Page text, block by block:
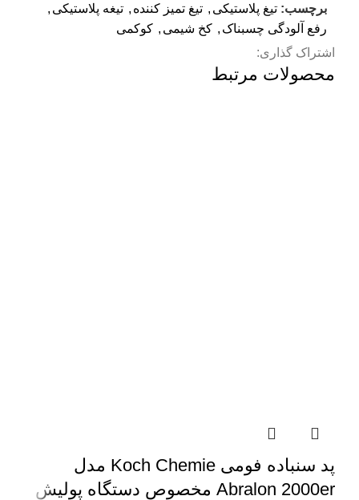
برچسب: تیغ پلاستیکی , تیغ تمیز کننده , تیغه پلاستیکی ,
رفع آلودگی چسبناک , کخ شیمی , کوکمی
اشتراک گذاری:
محصولات مرتبط
پد سنباده فومی Koch Chemie مدل
Abralon 2000er مخصوص دستگاه پولیش